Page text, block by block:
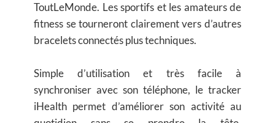
ToutLeMonde. Les sportifs et les amateurs de
fitness se tourneront clairement vers d’autres
bracelets connectés plus techniques.
Simple d’utilisation et très facile à
synchroniser avec son téléphone, le tracker
iHealth permet d’améliorer son activité au